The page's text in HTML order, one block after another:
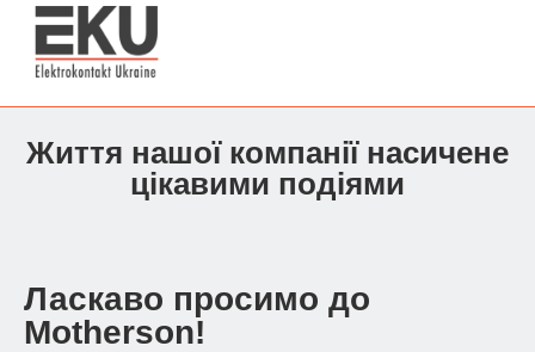
Життя нашої компанії насичене
цікавими подіями
Ласкаво просимо до
Motherson!